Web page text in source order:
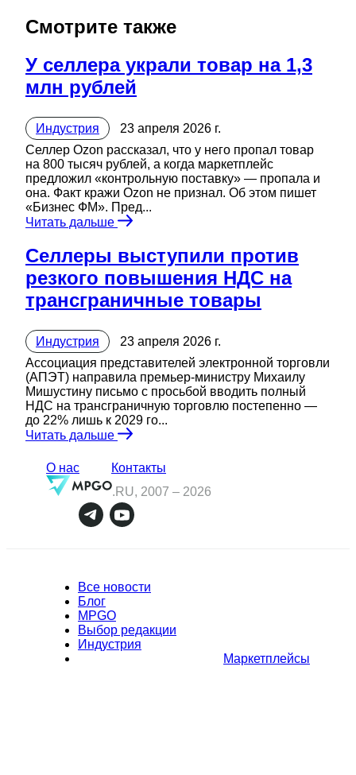
Смотрите также
У селлера украли товар на 1,3
млн рублей
Индустрия
23 апреля 2026 г.
Селлер Ozon рассказал, что у него пропал товар
на 800 тысяч рублей, а когда маркетплейс
предложил «контрольную поставку» — пропала и
она. Факт кражи Ozon не признал. Об этом пишет
«Бизнес ФМ». Пред...
Читать дальше
Селлеры выступили против
резкого повышения НДС на
трансграничные товары
Индустрия
23 апреля 2026 г.
Ассоциация представителей электронной торговли
(АПЭТ) направила премьер-министру Михаилу
Мишустину письмо с просьбой вводить полный
НДС на трансграничную торговлю постепенно —
до 22% лишь к 2029 го...
Читать дальше
О нас
Контакты
.RU, 2007 – 2026
Все новости
Блог
MPGO
Выбор редакции
Индустрия
Маркетплейсы